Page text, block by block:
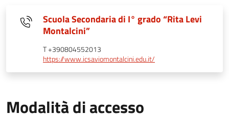
Scuola Secondaria di I° grado “Rita Levi
Montalcini”
T +390804552013
https://www.icsaviomontalcini.edu.it/
Modalità di accesso